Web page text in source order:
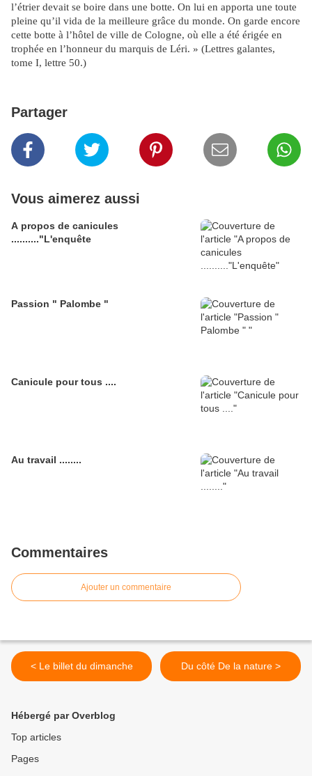
l’étrier devait se boire dans une botte. On lui en apporta une toute
pleine qu’il vida de la meilleure grâce du monde. On garde encore
cette botte à l’hôtel de ville de Cologne, où elle a été érigée en
trophée en l’honneur du marquis de Léri. » (Lettres galantes,
tome I, lettre 50.)
Partager
Vous aimerez aussi
A propos de canicules
.........."L'enquête
Passion " Palombe "
Canicule pour tous ....
Au travail ........
Commentaires
Ajouter un commentaire
< Le billet du dimanche Du côté De la nature >
Hébergé par Overblog
Top articles
Pages